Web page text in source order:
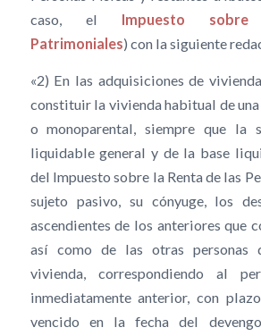
caso, el Impuesto sobre
Patrimoniales) con la siguiente
«2) En las adquisiciones de
constituir la vivienda habitual de
o monoparental, siempre que la
liquidable general y de la base
del Impuesto sobre la Renta de las
sujeto pasivo, su cónyuge, los
ascendientes de los anteriores que
así como de las otras personas
vivienda, correspondiendo al
inmediatamente anterior, con
vencido en la fecha del